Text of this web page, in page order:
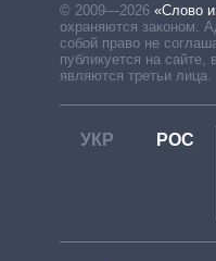
© 2009—2026 «Слово
охраняются законом.
собой право не
публикуется на сайте,
являются третьи лица.
УКР РОС